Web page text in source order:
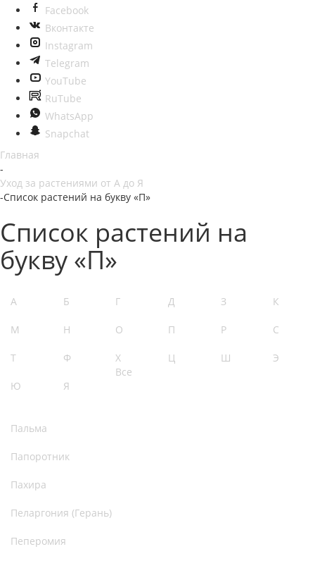
Facebook
Вконтакте
Instagram
Telegram
YouTube
RuTube
WhatsApp
Snapchat
Главная
-
Уход за растениями от А до Я
-Список растений на букву «П»
Список растений на
букву «П»
А Б Г Д З К
М Н О П Р С
Т Ф Х Ц Ш Э
Ю Я
Все
Пальма
Папоротник
Пахира
Пеларгония (Герань)
Пеперомия